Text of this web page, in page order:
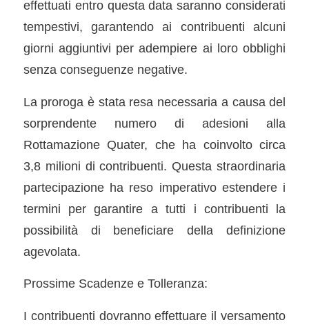
effettuati entro questa data saranno considerati
tempestivi, garantendo ai contribuenti alcuni
giorni aggiuntivi per adempiere ai loro obblighi
senza conseguenze negative.
La proroga è stata resa necessaria a causa del
sorprendente numero di adesioni alla
Rottamazione Quater, che ha coinvolto circa
3,8 milioni di contribuenti. Questa straordinaria
partecipazione ha reso imperativo estendere i
termini per garantire a tutti i contribuenti la
possibilità di beneficiare della definizione
agevolata.
Prossime Scadenze e Tolleranza:
I contribuenti dovranno effettuare il versamento